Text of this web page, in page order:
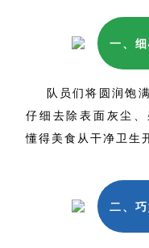
一、
队员们将圆润饱满
仔细去除表面灰尘
懂得美食从干净卫生
二、